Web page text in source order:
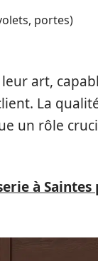
portes)
art,
La
un rôle
à